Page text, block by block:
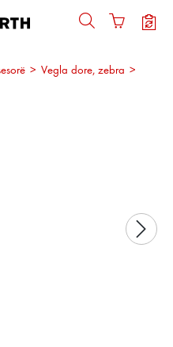
> Vegla dore, zebra >